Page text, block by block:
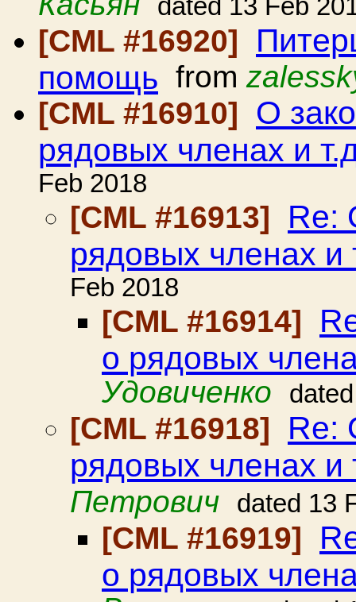
dated 13 Feb
[CML #16920]
помощь from
[CML #16910]
О
рядовых членах и
Feb 2018
[CML #16913]
Re:
рядовых членах и
Feb 2018
[CML #16914]
о рядовых
Удовиченко
[CML #16918]
Re:
рядовых членах и
Петрович dated 13
[CML #16919]
о рядовых